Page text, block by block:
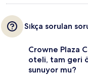
Sıkça sorulan
Crowne Plaza
oteli, tam geri
sunuyor mu?